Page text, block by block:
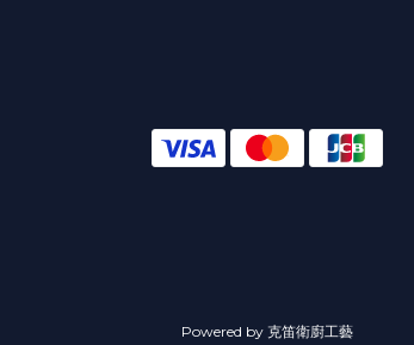
Powered by 克笛衛廚工藝